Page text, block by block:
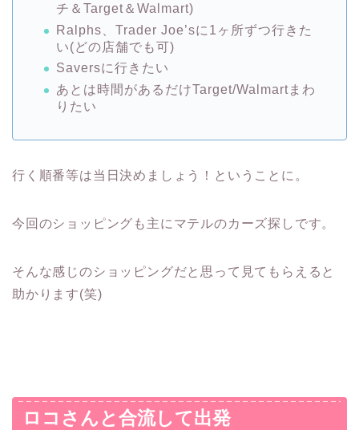
チ＆Target＆Walmart)
Ralphs、Trader Joe’sに1ヶ所ずつ行きた
い(どの店舗でも可)
Saversに行きたい
あとは時間があるだけTarget/Walmartまわ
りたい
行く順番等は当日決めましょう！ということに。
今回のショッピングも主にマテルのカーズ探しです。
そんな感じのショッピングだと思って見てもらえると
助かります(笑)
ロコさんと合流して出発